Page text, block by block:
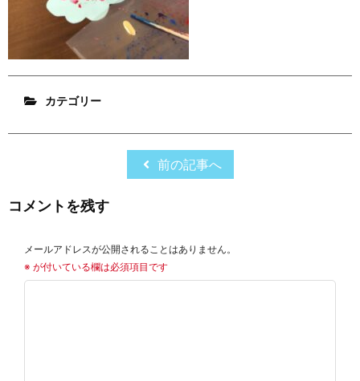
カテゴリー
前の記事へ
コメントを残す
メールアドレスが公開されることはありません。
※ が付いている欄は必須項目です